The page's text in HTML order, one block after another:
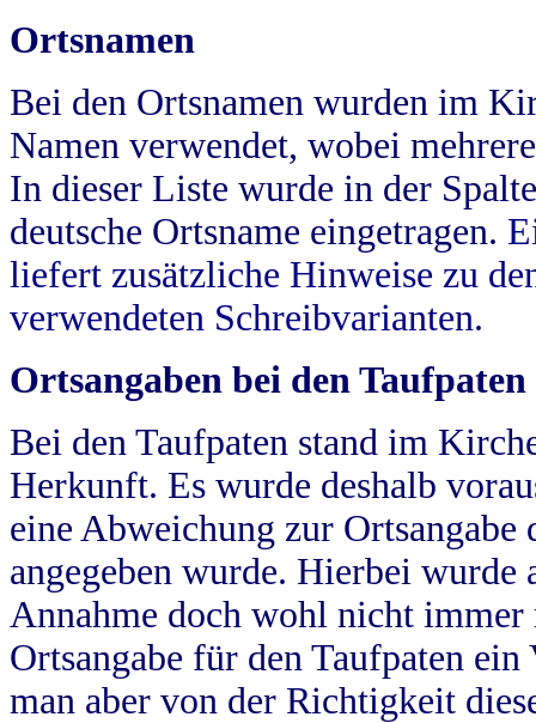
Ortsnamen
Bei den Ortsnamen wurden im
Namen verwendet, wobei
In dieser Liste wurde in der
deutsche Ortsname eingetragen.
liefert zusätzliche Hinweise zu
verwendeten Schreibvarianten.
Ortsangaben bei den Taufpaten
Bei den Taufpaten stand im
Herkunft. Es wurde deshalb
eine Abweichung zur
angegeben wurde. Hierbei wurde
Annahme doch wohl nicht
Ortsangabe für den Taufpaten
man aber von der Richtigkeit